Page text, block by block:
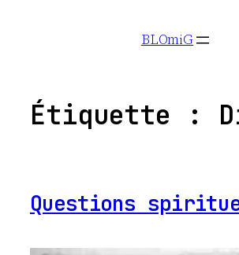
BLOmiG
Étiquette :
Questions